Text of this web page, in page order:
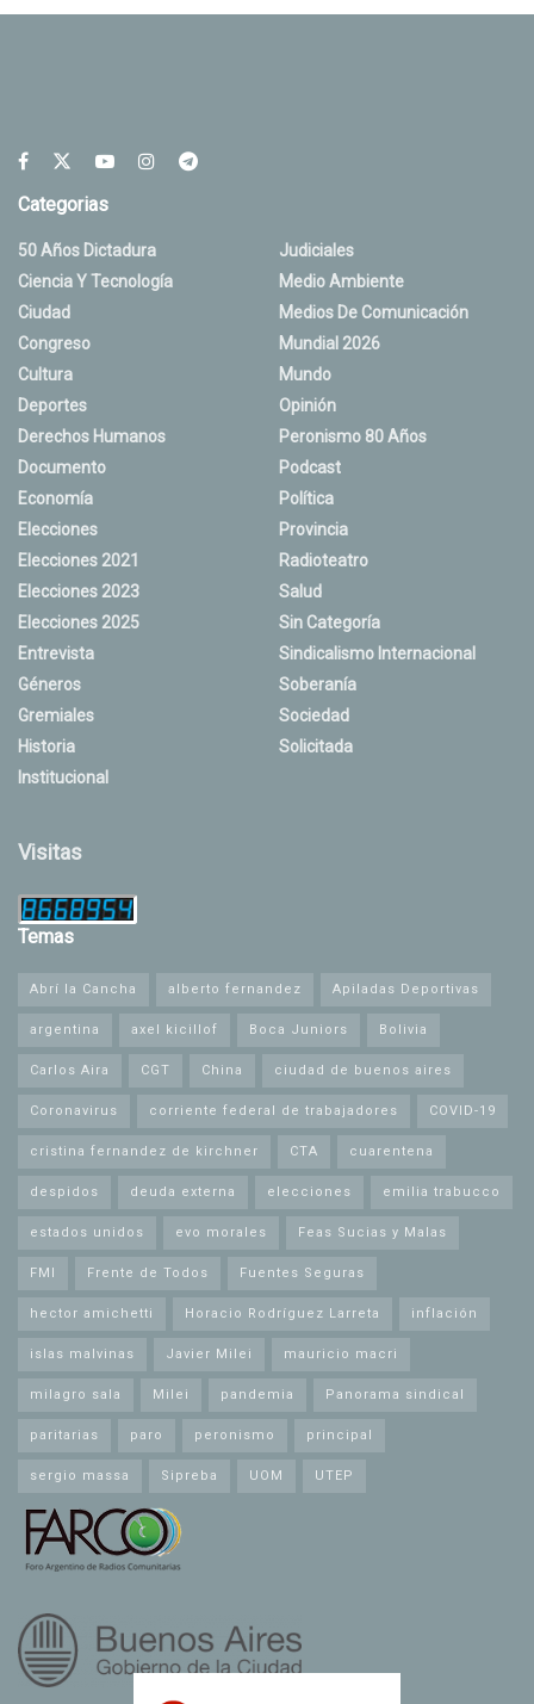
Categorias
50 Años Dictadura
Ciencia Y Tecnología
Ciudad
Congreso
Cultura
Deportes
Derechos Humanos
Documento
Economía
Elecciones
Elecciones 2021
Elecciones 2023
Elecciones 2025
Entrevista
Géneros
Gremiales
Historia
Institucional
Judiciales
Medio Ambiente
Medios De Comunicación
Mundial 2026
Mundo
Opinión
Peronismo 80 Años
Podcast
Política
Provincia
Radioteatro
Salud
Sin Categoría
Sindicalismo Internacional
Soberanía
Sociedad
Solicitada
Visitas
Temas
Abrí la Cancha alberto fernandez Apiladas Deportivas
argentina axel kicillof Boca Juniors Bolivia
Carlos Aira CGT China ciudad de buenos aires
Coronavirus corriente federal de trabajadores COVID-19
cristina fernandez de kirchner CTA cuarentena
despidos deuda externa elecciones emilia trabucco
estados unidos evo morales Feas Sucias y Malas
FMI Frente de Todos Fuentes Seguras
hector amichetti Horacio Rodríguez Larreta inflación
islas malvinas Javier Milei mauricio macri
milagro sala Milei pandemia Panorama sindical
paritarias paro peronismo principal
sergio massa Sipreba UOM UTEP